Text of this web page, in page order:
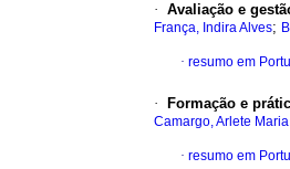
· Avaliação e
França, Indira Alves;
· resumo em
· Formação e
Camargo, Arlete
· resumo em